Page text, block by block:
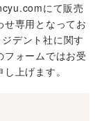
にて販売
専用となってお
デント社に関す
ォームではお受
上げます。